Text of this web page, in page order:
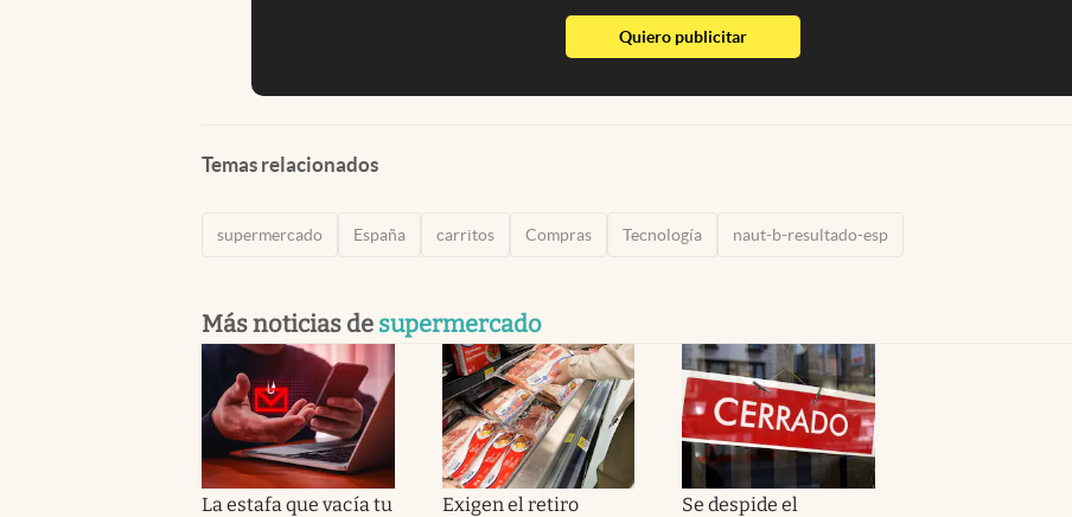
Quiero publicitarabre en nueva pestaña
Temas relacionados
supermercado España carritos Compras Tecnología naut-b-resultado-esp
Más noticias de supermercado
La estafa que vacía tu
Exigen el retiro
Se despide el